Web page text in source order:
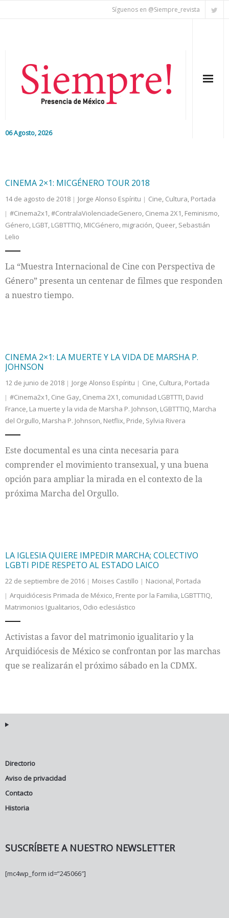
Síguenos en @Siempre_revista
06 Agosto, 2026
Nacional
Colaboradores
Cultura
CINEMA 2×1: MICGÉNERO TOUR 2018
14 de agosto de 2018 Jorge Alonso Espíritu Cine, Cultura, Portada
#Cinema2x1,#ContralaViolenciadeGenero, Cinema 2X1, Feminismo,
Género, LGBT, LGBTTTIQ, MICGénero, migración, Queer, Sebastián
Lelio
La “Muestra Internacional de Cine con Perspectiva de
Género” presenta un centenar de filmes que responden
a nuestro tiempo.
CINEMA 2×1: LA MUERTE Y LA VIDA DE MARSHA P.
JOHNSON
12 de junio de 2018 Jorge Alonso Espíritu Cine, Cultura, Portada
#Cinema2x1, Cine Gay, Cinema 2X1, comunidad LGBTTTI, David
France, La muerte y la vida de Marsha P. Johnson, LGBTTTIQ, Marcha
del Orgullo, Marsha P. Johnson, Netflix, Pride, Sylvia Rivera
Este documental es una cinta necesaria para
comprender el movimiento transexual, y una buena
opción para ampliar la mirada en el contexto de la
próxima Marcha del Orgullo.
LA IGLESIA QUIERE IMPEDIR MARCHA; COLECTIVO
LGBTI PIDE RESPETO AL ESTADO LAICO
22 de septiembre de 2016 Moises Castillo Nacional, Portada
Arquidiócesis Primada de México, Frente por la Familia, LGBTTTIQ,
Matrimonios Igualitarios, Odio eclesiástico
Activistas a favor del matrimonio igualitario y la
Arquidiócesis de México se confrontan por las marchas
que se realizarán el próximo sábado en la CDMX.
Directorio
Aviso de privacidad
Contacto
Historia
SUSCRÍBETE A NUESTRO NEWSLETTER
[mc4wp_form id=”245066″]